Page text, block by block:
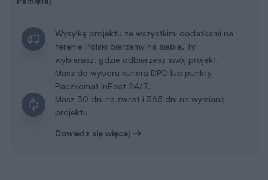
Wysyłkę projektu ze wszystkimi dodatkami na
terenie Polski bierzemy na siebie. Ty
wybierasz, gdzie odbierzesz swój projekt.
Masz do wyboru kuriera DPD lub punkty
Paczkomat InPost 24/7.
Masz 30 dni na zwrot i 365 dni na wymianę
projektu
Dowiedz się więcej